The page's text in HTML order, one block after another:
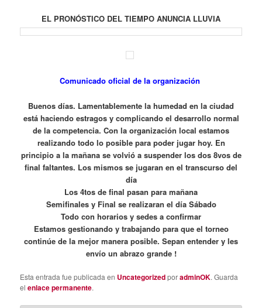
EL PRONÓSTICO DEL TIEMPO ANUNCIA LLUVIA
Comunicado oficial de la organización
Buenos días. Lamentablemente la humedad en la ciudad
está haciendo estragos y complicando el desarrollo normal
de la competencia. Con la organización local estamos
realizando todo lo posible para poder jugar hoy. En
principio a la mañana se volvió a suspender los dos 8vos de
final faltantes. Los mismos se jugaran en el transcurso del
día
Los 4tos de final pasan para mañana
Semifinales y Final se realizaran el día Sábado
Todo con horarios y sedes a confirmar
Estamos gestionando y trabajando para que el torneo
continúe de la mejor manera posible. Sepan entender y les
envío un abrazo grande !
Esta entrada fue publicada en UncategorizedporadminOK. Guarda
elenlace permanente.